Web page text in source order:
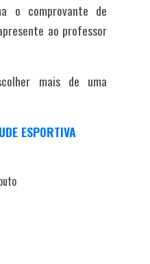
o comprovante de
ao professor
mais de uma
ESPORTIVA